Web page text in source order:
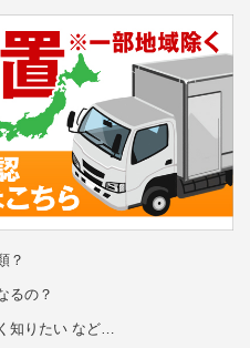
？
るの？
知りたい など…